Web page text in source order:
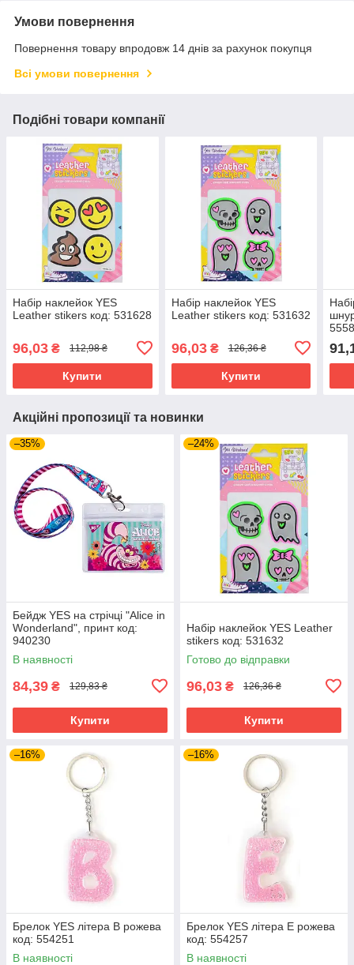
Умови повернення
Повернення товару впродовж 14 днів за рахунок покупця
Всі умови повернення
Подібні товари компанії
Набір наклейок YES
Leather stikers код: 531628
96,03 ₴ 112,98 ₴
Купити
Набір наклейок YES
Leather stikers код: 531632
96,03₴ 126,36 ₴
Купити
Акційні пропозиції та новинки
–35%
Бейдж YES на стрічці "Alice in
Wonderland", принт код:
940230
В наявності
84,39 ₴ 129,83 ₴
Купити
–24%
Набір наклейок YES Leather
stikers код: 531632
Готово до відправки
96,03 ₴ 126,36 ₴
Купити
–16%
Брелок YES літера В рожева
код: 554251
В наявності
–16%
Брелок YES літера Е рожева
код: 554257
В наявності